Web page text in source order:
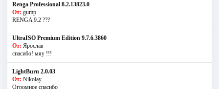
Renga Professional 8.2.13823.0
От: gump
RENGA 9.2 ???
UltraISO Premium Edition 9.7.6.3860
От: Ярослав
спасибо! мяу !!!
LightBurn 2.0.03
От: Nikolay
Огромное спасибо